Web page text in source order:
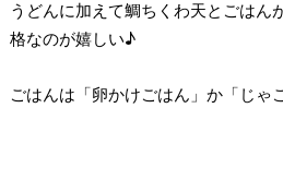
うどんに加えて鯛ちくわ天とごはん
格なのが嬉しい♪
ごはんは「卵かけごはん」か「じゃ